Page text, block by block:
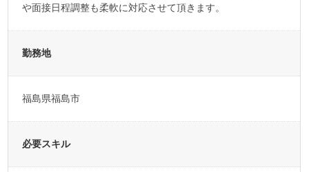
や面接日程調整も柔軟に対応させて頂きます。
勤務地
福島県福島市
必要スキル